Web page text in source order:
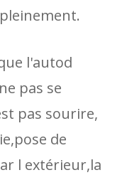
l'autod
pas se
pas sourire,
de
l extérieur,la